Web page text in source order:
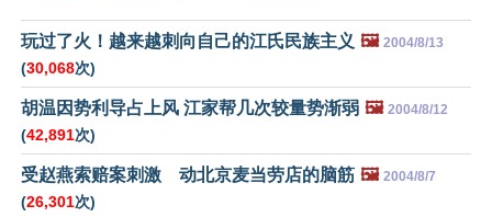
玩过了火！越来越刺向自己的江氏民族主义 🖼️ 2004/8/13
(30,068次)
胡温因势利导占上风 江家帮几次较量势渐弱 🖼️ 2004/8/12
(42,891次)
受赵燕索赔案刺激 动北京麦当劳店的脑筋 🖼️ 2004/8/7
(26,301次)